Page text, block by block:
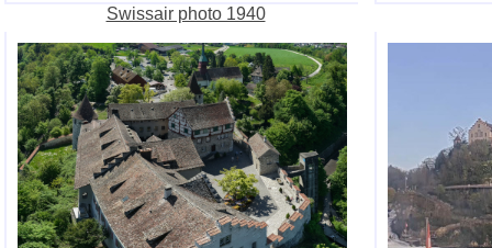
Swissair photo 1940